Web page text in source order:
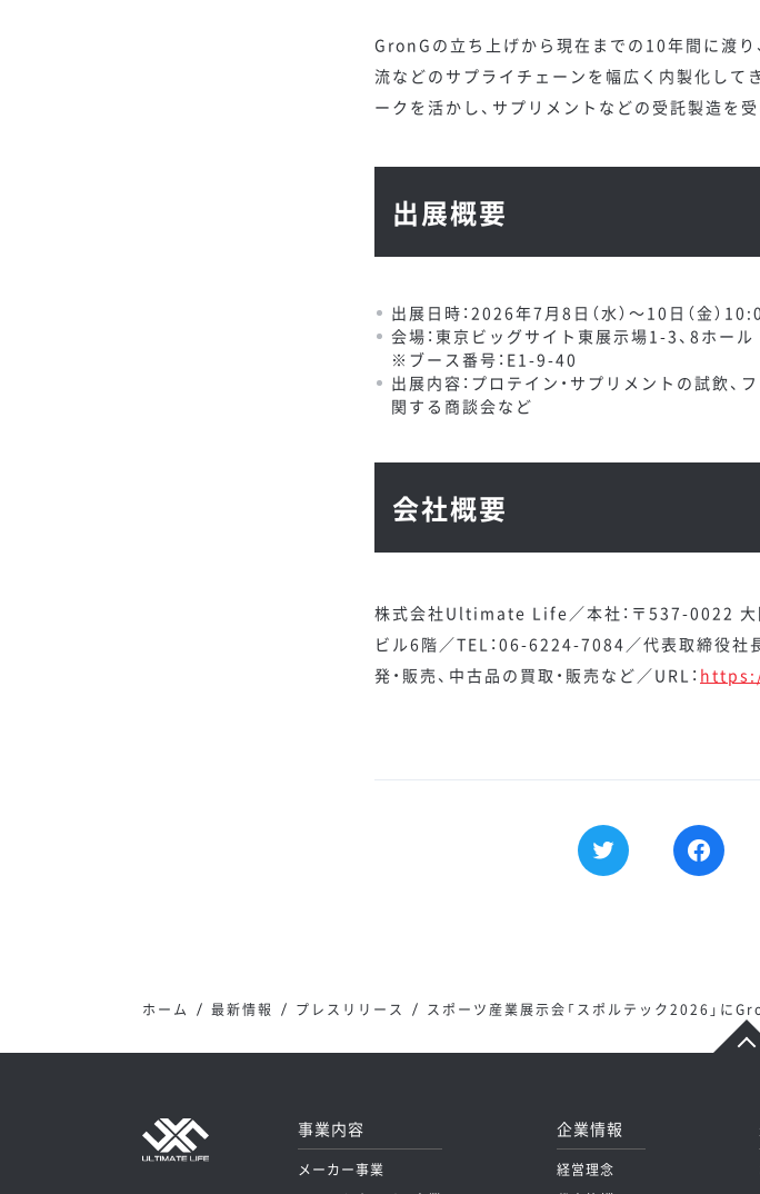
GronGの立ち上げから現在までの10年間に渡り
流などのサプライチェーンを幅広く内製化して
ークを活かし、サプリメントなどの受託製造を受
出展概要
出展日時：2026年7月8日（水）～10日（金）
会場：東京ビッグサイト東展示場1-3、8ホール
※ブース番号：E1-9-40
出展内容：プロテイン・サプリメントの試飲、
関する商談会など
会社概要
株式会社Ultimate Life／本社：〒537-0022 大
ビル6階／TEL：06-6224-7084／代表取締役社
発・販売、中古品の買取・販売など／URL：
ホーム 最新情報 プレスリリース スポーツ産業展示会「スポルテック2026」に
事業内容
メーカー事業
企業情報
経営理念